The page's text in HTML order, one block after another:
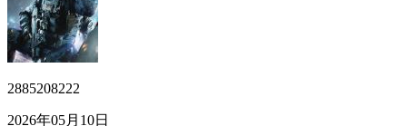
2885208222
2026年05月10日